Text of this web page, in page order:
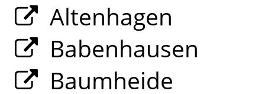
Altenhagen
Babenhausen
Baumheide